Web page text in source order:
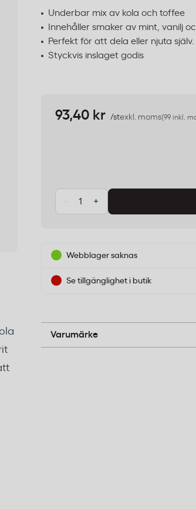
Underbar mix av kola och toffee
Innehåller smaker av mint, vanilj
Perfekt för att dela eller njuta själv.
Styckvis inslaget godis
93,40 kr /stexkl. moms(99 inkl.
- +
Webblager saknas
Se tillgänglighet i butik
Varumärke
Carl Choklad